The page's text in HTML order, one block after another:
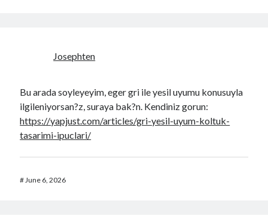
Josephten
Bu arada soyleyeyim, eger gri ile yesil uyumu konusuyla
ilgileniyorsan?z, suraya bak?n. Kendiniz gorun:
https://yapjust.com/articles/gri-yesil-uyum-koltuk-
tasarimi-ipuclari/
#June 6, 2026